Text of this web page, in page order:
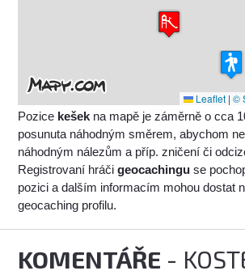
Leaflet | ©
Pozice kešek na mapě je záměrně o cca
posunuta náhodným směrem, abychom
náhodným nálezům a příp. zničení či
Registrovaní hráčigeocachingu se
pozici a dalším informacím mohou dostat
geocaching profilu.
KOMENTÁŘE -